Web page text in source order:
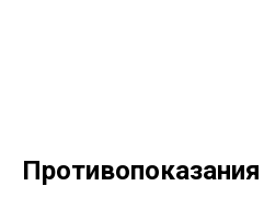
Противопоказания